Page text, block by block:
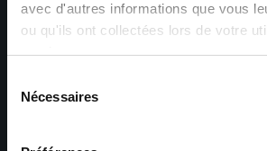
avec d'autres informations que vous
ou qu'ils ont collectées lors de votre
services.
Nécessaires